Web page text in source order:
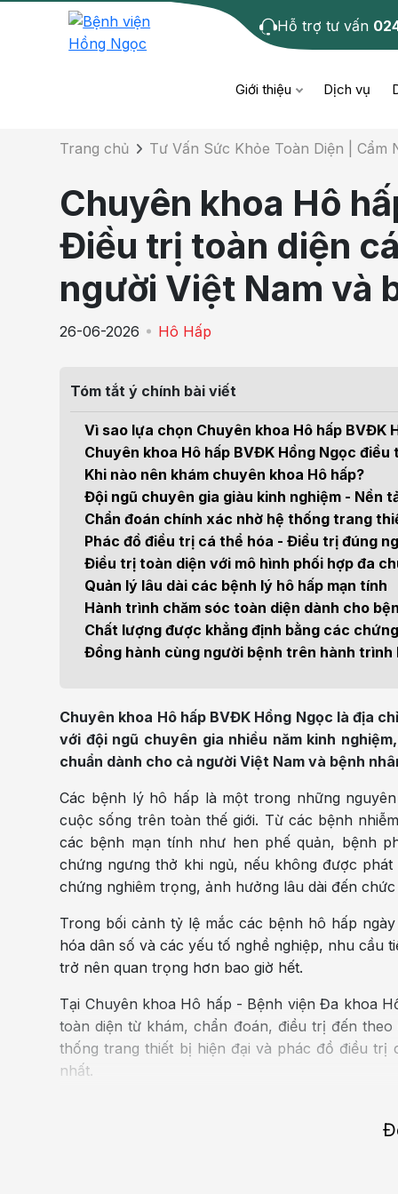
Hỗ trợ tư vấn
Giới thiệu Dịch vụ
-
Giáo dục sức khỏe
Tiêm chủng
Điện quang can thiệp
Thẩm mỹ
Tiêu hóa - Gan - Mật
Nội Tiết
Cấp cứu - Hồi sức tích
cực
Dược
Da
Vật
Chi tiết bài tư
Trang chủ Tư Vấn Sức Khỏe Toàn Diện | Cẩm
Chuyên khoa Hô
Điều trị toàn diện
người Việt Nam và
26-06-2026 Hô Hấp
Tóm tắt ý chính bài viết
Vì sao lựa chọn Chuyên khoa Hô hấp BVĐK
Chuyên khoa Hô hấp BVĐK Hồng Ngọc
Khi nào nên khám chuyên khoa Hô hấp?
Đội ngũ chuyên gia giàu kinh nghiệm - Nền
Chẩn đoán chính xác nhờ hệ thống trang
Phác đồ điều trị cá thể hóa - Điều trị đúng
Điều trị toàn diện với mô hình phối hợp đa
Quản lý lâu dài các bệnh lý hô hấp mạn tính
Hành trình chăm sóc toàn diện dành cho
Chất lượng được khẳng định bằng các
Đồng hành cùng người bệnh trên hành trình
Chuyên khoa Hô hấp BVĐK Hồng Ngọc là địa
với đội ngũ chuyên gia nhiều năm kinh
chuẩn dành cho cả người Việt Nam và bệnh
Các bệnh lý hô hấp là một trong những
cuộc sống trên toàn thế giới. Từ các bệnh
các bệnh mạn tính như hen phế quản, bệnh
chứng ngưng thở khi ngủ, nếu không được
chứng nghiêm trọng, ảnh hưởng lâu dài đến
Trong bối cảnh tỷ lệ mắc các bệnh hô hấp
hóa dân số và các yếu tố nghề nghiệp, nhu cầu
trở nên quan trọng hơn bao giờ hết.
Tại Chuyên khoa Hô hấp - Bệnh viện Đa khoa
toàn diện từ khám, chẩn đoán, điều trị đến
thống trang thiết bị hiện đại và phác đồ điều trị
nhất.
nhiều chuyên gia, doanh nhân, người nước
hệ thống dịch vụ quốc tế chuyên biệt, quy trình